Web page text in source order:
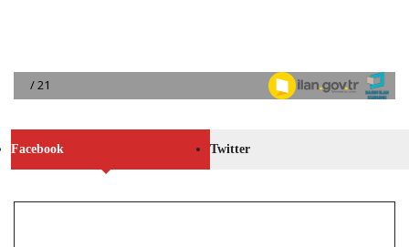
Facebook Twitter